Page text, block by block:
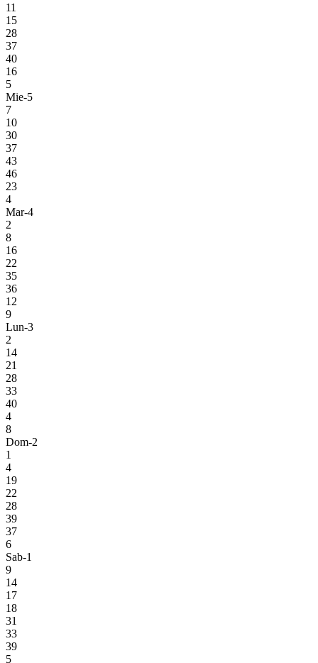
11
15
28
37
40
16
5
Mie-5
7
10
30
37
43
46
23
4
Mar-4
2
8
16
22
35
36
12
9
Lun-3
2
14
21
28
33
40
4
8
Dom-2
1
4
19
22
28
39
37
6
Sab-1
9
14
17
18
31
33
39
5